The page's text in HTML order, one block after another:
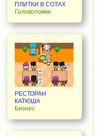
ПЛИТКИ В СОТАХ
Головоломки
РЕСТОРАН
КАТЮША
Бизнес